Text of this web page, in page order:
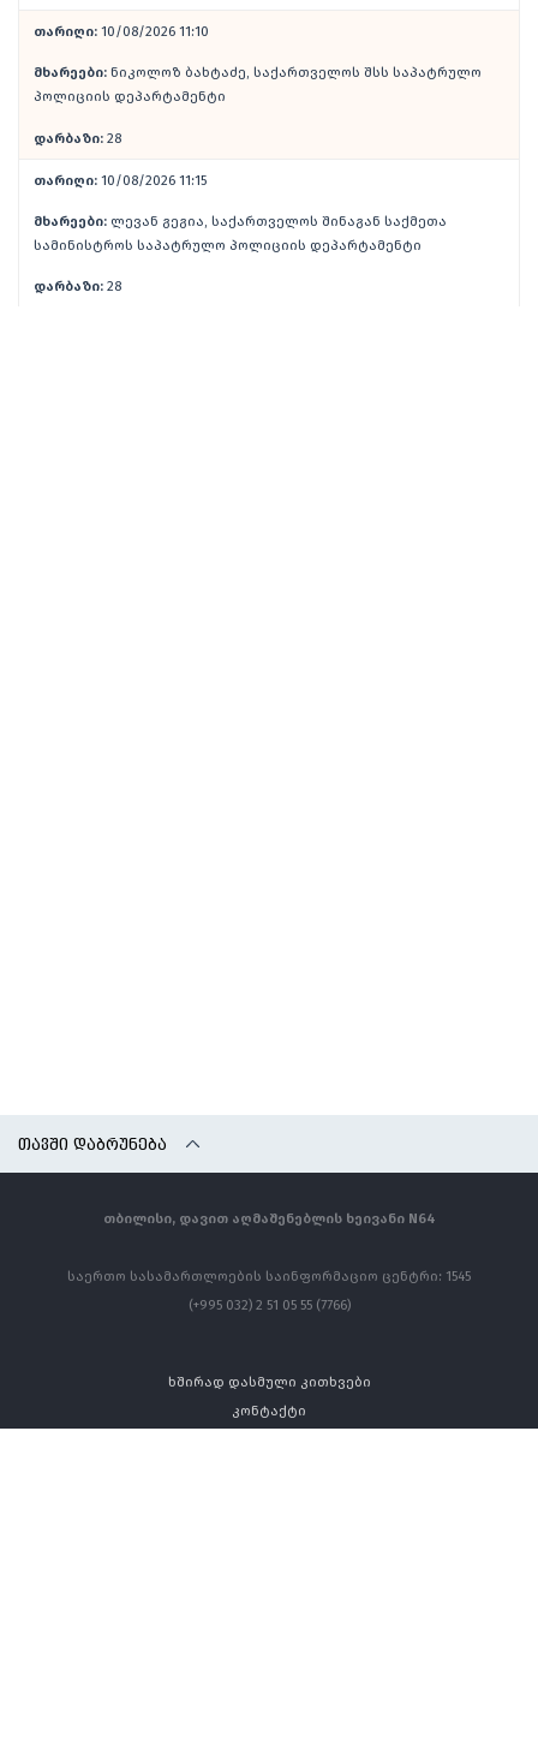
თარიღი: 10/08/2026 11:10
მხარეები: ნიკოლოზ ბახტაძე, საქართველოს შსს საპატრულო
პოლიციის დეპარტამენტი
დარბაზი: 28
თარიღი: 10/08/2026 11:15
მხარეები: ლევან გეგია, საქართველოს შინაგან საქმეთა
სამინისტროს საპატრულო პოლიციის დეპარტამენტი
დარბაზი: 28
ᲗᲐᲕᲨᲘ ᲓᲐᲑᲠᲣᲜᲔᲑᲐ
თბილისი, დავით აღმაშენებლის ხეივანი N64
საერთო სასამართლოების საინფორმაციო ცენტრი: 1545
(+995 032) 2 51 05 55 (7766)
ხშირად დასმული კითხვები
კონტაქტი